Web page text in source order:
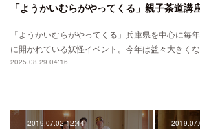
「ようかいむらがやってくる」親子茶道講
「ようかいむらがやってくる」兵庫県を中心に毎
に開かれている妖怪イベント。今年は益々大きく
2025.08.29 04:16
2019.07.02 12:44